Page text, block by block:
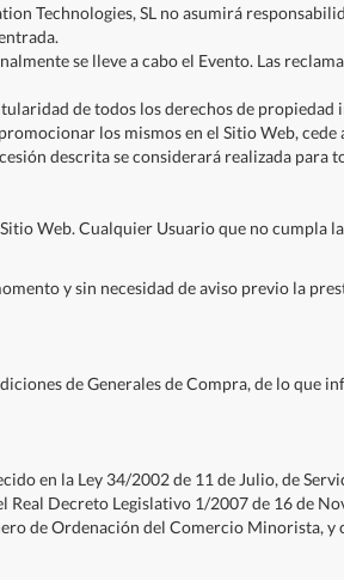
Technologies, SL no asumirá
se lleve a cabo el Evento. Las
de todos los derechos de
los mismos en el Sitio Web,
descrita se considerará realizada para
Web. Cualquier Usuario que no
y sin necesidad de aviso previo la
de Generales de Compra, de lo que
en la Ley 34/2002 de 11 de Julio, de
Decreto Legislativo 1/2007 de 16 de
de Ordenación del Comercio Minorista,